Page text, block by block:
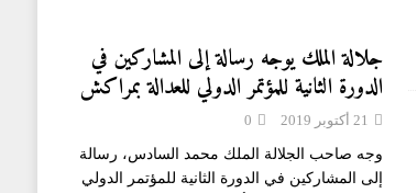
جلالة الملك يوجه رسالة إلى المشاركين في
الدورة الثانية للمؤتمر الدولي للعدالة بمراكش
21 أكتوبر 2019 0
وجه صاحب الجلالة الملك محمد السادس، رسالة
إلى المشاركين في الدورة الثانية للمؤتمر الدولي